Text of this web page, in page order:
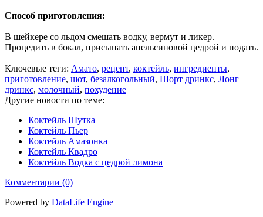
Способ приготовления:
В шейкере со льдом смешать водку, вермут и ликер.
Процедить в бокал, присыпать апельсиновой цедрой и подать.
Ключевые теги: Амато, рецепт, коктейль, ингредиенты,
приготовление, шот, безалкогольный, Шорт дринкс, Лонг
дринкс, молочный, похудение
Другие новости по теме:
Коктейль Шутка
Коктейль Пьер
Коктейль Амазонка
Коктейль Квадро
Коктейль Водка с цедрой лимона
Комментарии (0)
Powered by DataLife Engine